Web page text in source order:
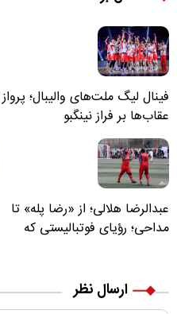
فینال لیگ ملت‌های والیبال؛ پرواز
عقاب‌ها بر فراز نینگبو
عبدالرضا هلالی؛ از «رضا پله» تا
مداحی؛ رؤیای فوتبالیستی که
ارسال نظر